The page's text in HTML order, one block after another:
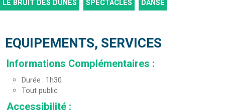
LE BRUIT DES DUNES SPECTACLES DANSE
EQUIPEMENTS, SERVICES
Informations Complémentaires :
Durée 1h30
Tout public
Accessibilité :